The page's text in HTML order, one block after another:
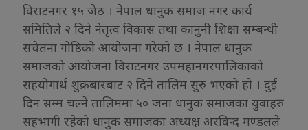
विराटनगर १५ जेठ । नेपाल धानुक समाज नगर कार्य
समितिले २ दिने नेतृत्व विकास तथा कानुनी शिक्षा सम्बन्धी
सचेतना गोष्ठिको आयोजना गरेको छ । नेपाल धानुक
समाजको आयोजना विराटनगर उपमहानगरपालिकाको
सहयोगार्थ शुक्रबारबाट २ दिने तालिम सुरु भएको हो । दुई
दिन सम्म चल्ने तालिममा ५० जना धानुक समाजका युवाहरु
सहभागी रहेको धानुक समाजका अध्यक्ष अरविन्द मण्डलले